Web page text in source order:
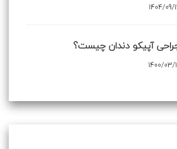
1404/09/
آپیکو دندان چیست؟
1400/03/